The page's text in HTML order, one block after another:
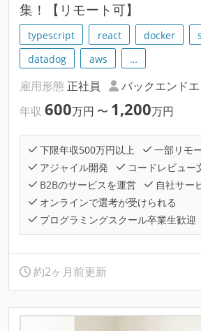
集！【リモート可】
typescript react docker
datadog
aws …
雇用形態 正社員 バックエンド
年収 600万円 〜 1,200万円
下限年収500万円以上
一部リモ
アジャイル開発
コードレビュー
B2Bのサービスを運営
自社サー
オンラインで選考が受けられる
プログラミングスクール卒業生歓迎
約2ヶ月前更新